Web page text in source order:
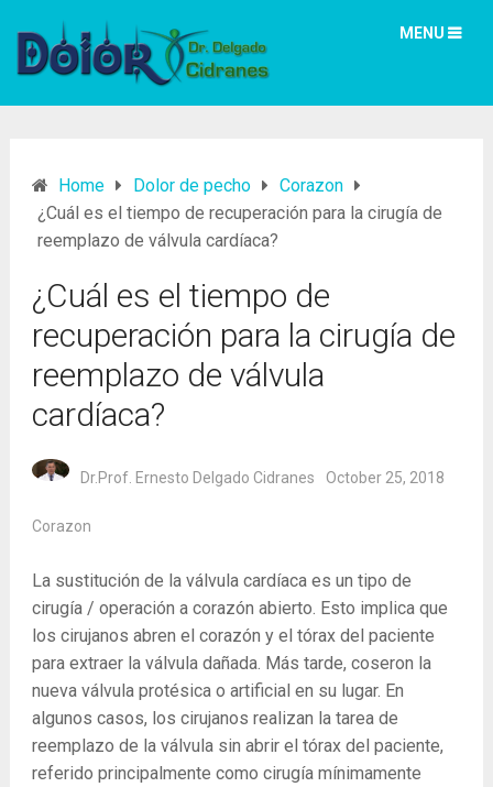
MENU
Home Dolor de pecho
Corazon
¿Cuál es el tiempo de recuperación para la cirugía de
reemplazo de válvula cardíaca?
¿Cuál es el tiempo de
recuperación para la cirugía de
reemplazo de válvula
cardíaca?
Dr.Prof. Ernesto Delgado Cidranes October 25, 2018
Corazon
La sustitución de la válvula cardíaca es un tipo de
cirugía / operación a corazón abierto. Esto implica que
los cirujanos abren el corazón y el tórax del paciente
para extraer la válvula dañada. Más tarde, coseron la
nueva válvula protésica o artificial en su lugar. En
algunos casos, los cirujanos realizan la tarea de
reemplazo de la válvula sin abrir el tórax del paciente,
referido principalmente como cirugía mínimamente